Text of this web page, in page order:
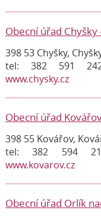
Obecní úřad Chyšky
398 53 Chyšky,
tel: 382 591
www.chysky.cz
Obecní úřad
398 55 Kovářov,
tel: 382 594
www.kovarov.cz
Obecní úřad Orlík